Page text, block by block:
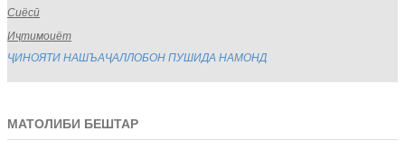
Сиёсӣ
Иҷтимоиёт
ҶИНОЯТИ НАШЪАҶАЛЛОБОН ПУШИДА НАМОНД
МАТОЛИБИ БЕШТАР